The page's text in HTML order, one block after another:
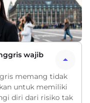
wajib
memang tidak
untuk memiliki
diri dari risiko tak